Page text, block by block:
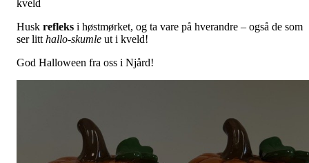
kveld
Husk refleks i høstmørket, og ta vare på hverandre – også de som
ser litt hallo-skumle ut i kveld!
God Halloween fra oss i Njård!